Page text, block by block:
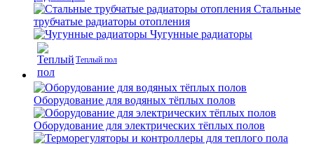
Стальные
трубчатые радиаторы отопления
Чугунные радиаторы
Теплый пол
Оборудование для водяных тёплых полов
Оборудование для электрических тёплых полов